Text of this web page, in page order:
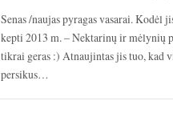
Senas /naujas pyragas vasarai. Kodėl
kepti 2013 m. – Nektarinų ir mėlynių
tikrai geras :) Atnaujintas jis tuo, kad
persikus…